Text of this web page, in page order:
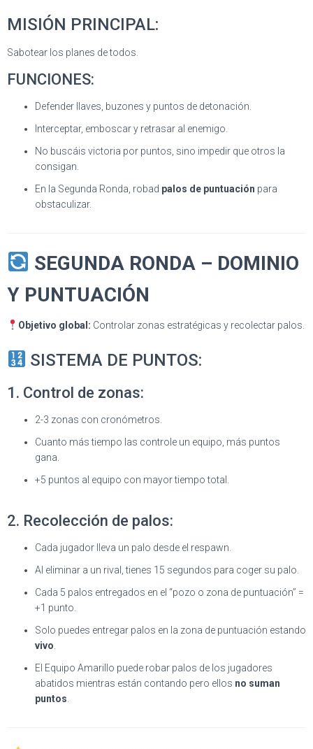
MISIÓN PRINCIPAL:
Sabotear los planes de todos.
FUNCIONES:
Defender llaves, buzones y puntos de detonación.
Interceptar, emboscar y retrasar al enemigo.
No buscáis victoria por puntos, sino impedir que otros la
consigan.
En la Segunda Ronda, robad palos de puntuación para
obstaculizar.
SEGUNDA RONDA – DOMINIO
Y PUNTUACIÓN
Objetivo global: Controlar zonas estratégicas y recolectar palos.
SISTEMA DE PUNTOS:
1. Control de zonas:
2-3 zonas con cronómetros.
Cuanto más tiempo las controle un equipo, más puntos
gana.
+5 puntos al equipo con mayor tiempo total.
2. Recolección de palos:
Cada jugador lleva un palo desde el respawn.
Al eliminar a un rival, tienes 15 segundos para coger su palo.
Cada 5 palos entregados en el “pozo o zona de puntuación” =
+1 punto.
Solo puedes entregar palos en la zona de puntuación estando
vivo
El Equipo Amarillo puede robar palos de los jugadores
abatidos mientras están contando pero ellos no suman
puntos